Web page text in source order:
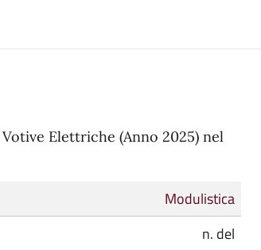
Elettriche (Anno 2025) nel
Modulistica
n. del